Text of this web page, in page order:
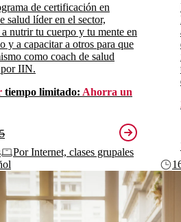
de certificación en
salud líder en el sector,
a nutrir tu cuerpo y tu mente en
y a capacitar a otros para que
como coach de salud
IIN.
tiempo limitado: Ahorra un
Por Internet, clases grupales